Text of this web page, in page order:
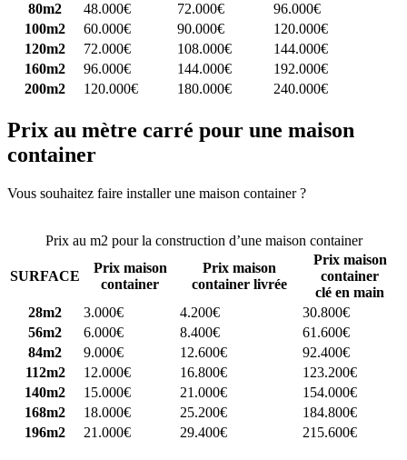
80m2
48.000€ 72.000€
96.000€
100m2
60.000€ 90.000€
120.000€
120m2
72.000€ 108.000€
144.000€
160m2
96.000€ 144.000€
192.000€
200m2
120.000€ 180.000€ 240.000€
Prix au mètre carré pour une maison
container
Vous souhaitez faire installer une maison container ?
Prix au m2 pour la construction d’une maison container
SURFACE
Prix maison
container
Prix maison
container livrée
Prix maison
container
clé en main
28m2
3.000€ 4.200€
30.800€
56m2
6.000€ 8.400€
61.600€
84m2
9.000€ 12.600€
92.400€
112m2
12.000€ 16.800€
123.200€
140m2
15.000€ 21.000€
154.000€
168m2
18.000€ 25.200€
184.800€
196m2
21.000€ 29.400€ 215.600€